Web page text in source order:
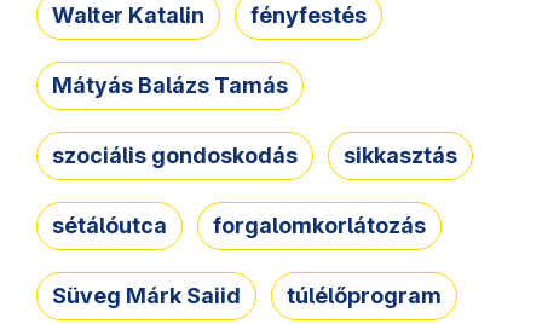
Walter Katalin fényfestés
Mátyás Balázs Tamás
szociális gondoskodás sikkasztás
sétálóutca forgalomkorlátozás
Süveg Márk Saiid túlélőprogram